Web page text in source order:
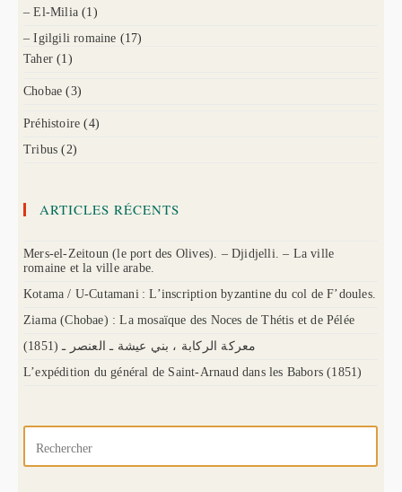
– El-Milia (1)
– Igilgili romaine (17)
Taher (1)
Chobae (3)
Préhistoire (4)
Tribus (2)
ARTICLES RÉCENTS
Mers-el-Zeitoun (le port des Olives). – Djidjelli. – La ville
romaine et la ville arabe.
Kotama / U-Cutamani : L’inscription byzantine du col de F’doules.
Ziama (Chobae) : La mosaïque des Noces de Thétis et de Pélée
(1851) معركة الركابة ، بني عيشة ـ العنصر ـ
L’expédition du général de Saint-Arnaud dans les Babors (1851)